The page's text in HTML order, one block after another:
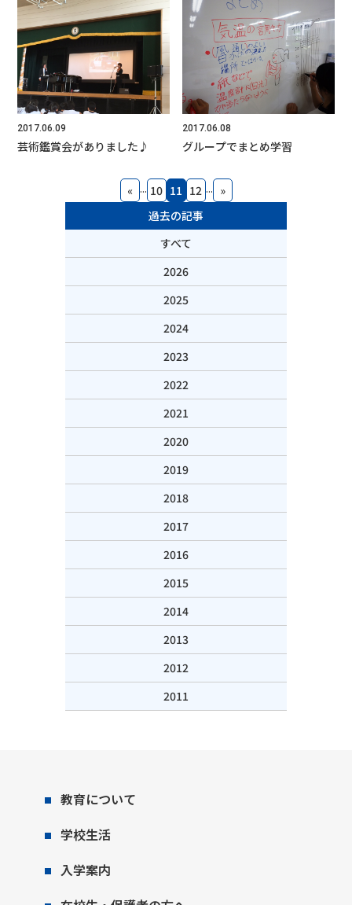
2017.06.09
芸術鑑賞会がありました♪
2017.06.08
グループでまとめ学習
« ... 10 11 12 ... »
過去の記事
すべて
2026
2025
2024
2023
2022
2021
2020
2019
2018
2017
2016
2015
2014
2013
2012
2011
教育について
学校生活
入学案内